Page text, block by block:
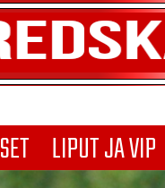
LIPUT JA VIP